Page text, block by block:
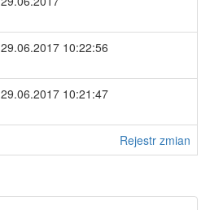
29.06.2017 10:22:56
29.06.2017 10:21:47
Rejestr zmian